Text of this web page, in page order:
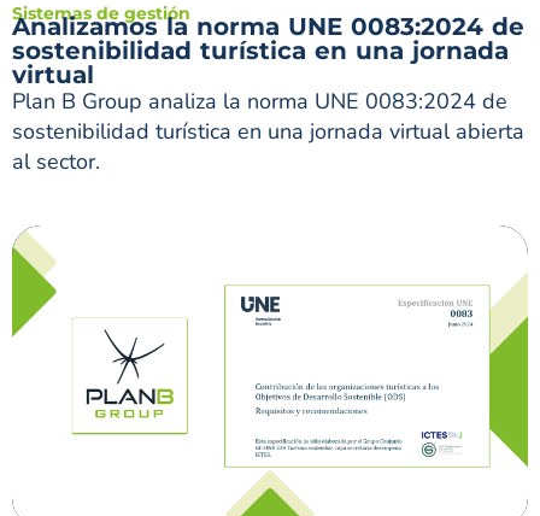
Sistemas de gestión
Analizamos la norma UNE 0083:2024 de
sostenibilidad turística en una jornada
virtual
Plan B Group analiza la norma UNE 0083:2024 de
sostenibilidad turística en una jornada virtual abierta
al sector.